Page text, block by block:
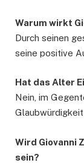
Warum wirkt
Durch seinen
seine positive
Hat das Alter
Nein, im
Wird Giovanni
sein?